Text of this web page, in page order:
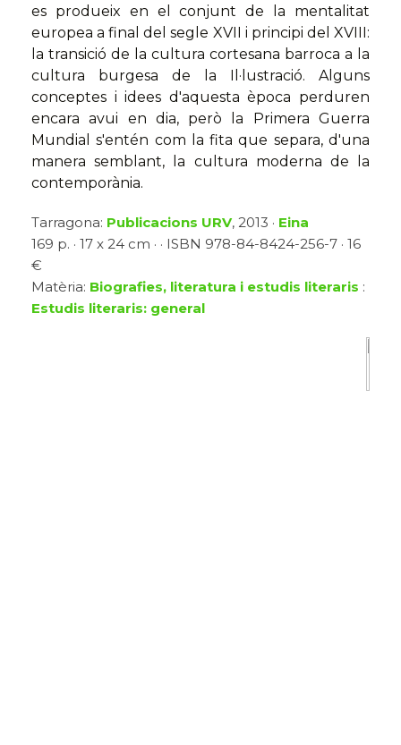
es produeix en el conjunt de la mentalitat
europea a final del segle XVII i principi del XVIII:
la transició de la cultura cortesana barroca a la
cultura burgesa de la Il·lustració. Alguns
conceptes i idees d'aquesta època perduren
encara avui en dia, però la Primera Guerra
Mundial s'entén com la fita que separa, d'una
manera semblant, la cultura moderna de la
contemporània.
Tarragona: Publicacions URV, 2013 · Eina
169 p. · 17 x 24 cm · · ISBN 978-84-8424-256-7 · 16
€
Matèria: Biografies, literatura i estudis literaris :
Estudis literaris: general